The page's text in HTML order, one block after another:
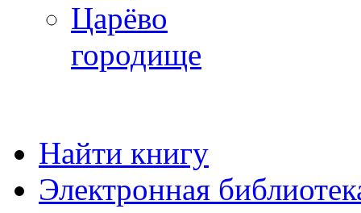
Царёво
городище
Найти книгу
Электронная